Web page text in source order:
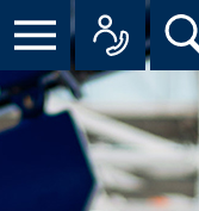
Menü Alle